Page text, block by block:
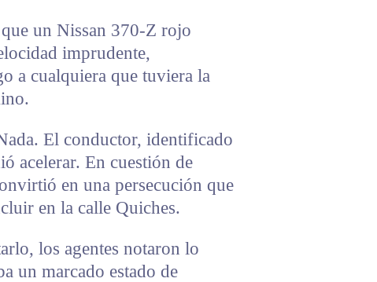
un Nissan 370-Z rojo
imprudente,
a cualquiera que tuviera la
El conductor, identificado
acelerar. En cuestión de
en una persecución que
en la calle Quiches.
los agentes notaron lo
un marcado estado de